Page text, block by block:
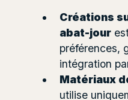
Créations
abat-jour
préférences,
intégration
Matériaux
utilise